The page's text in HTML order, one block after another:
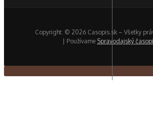
Copyright: © 2026 Casopis.sk – Všetky
| Používame Spravodajský